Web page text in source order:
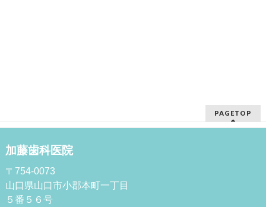
PAGETOP
加藤歯科医院
〒754-0073
山口県山口市小郡本町一丁目
５番５６号